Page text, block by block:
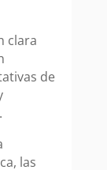
clara
de
las